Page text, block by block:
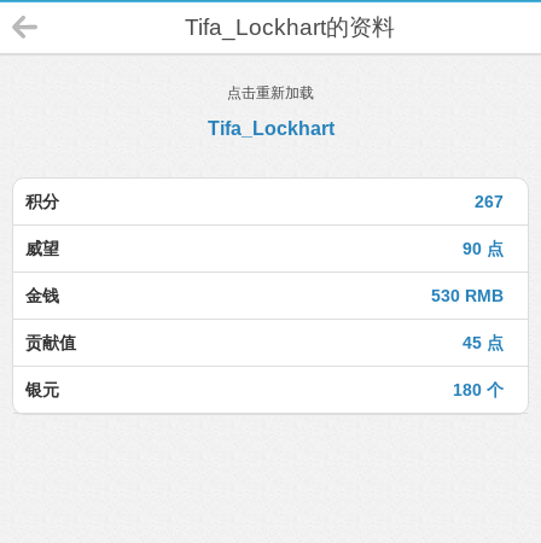
Tifa_Lockhart的资料
点击重新加载
Tifa_Lockhart
267
积分
90 点
威望
530 RMB
金钱
45 点
贡献值
180 个
银元